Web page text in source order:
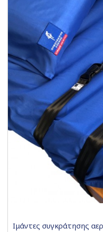
Ιμάντες συγκράτησης